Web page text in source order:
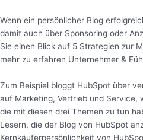
Wenn ein persönlicher Blog
damit auch über Sponsoring oder
Sie einen Blick auf 5 Strategien zur
mehr zu erfahren Unternehmer &
Zum Beispiel bloggt HubSpot über
auf Marketing, Vertrieb und Service,
die mit diesen drei Themen zu tun
Lesern, die der Blog von HubSpot
Kernkäuferpersönlichkeit von